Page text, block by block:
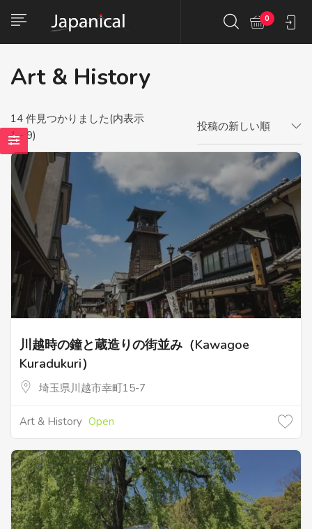
0
Art & History
14 件見つかりました(内表示
1 - 9)
投稿の新しい順
川越時の鐘と蔵造りの街並み（Kawagoe
Kuradukuri）
埼玉県川越市幸町15-7
Art & History Open